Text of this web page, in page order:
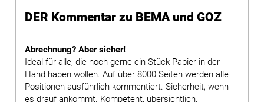
DER Kommentar zu BEMA und GOZ
Abrechnung? Aber sicher!
Ideal für alle, die noch gerne ein Stück Papier in der
Hand haben wollen. Auf über 8000 Seiten werden alle
Positionen ausführlich kommentiert. Sicherheit, wenn
es drauf ankommt. Kompetent, übersichtlich,